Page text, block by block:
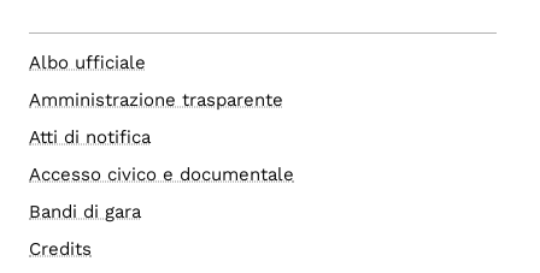
Albo ufficiale
Amministrazione trasparente
Atti di notifica
Accesso civico e documentale
Bandi di gara
Credits